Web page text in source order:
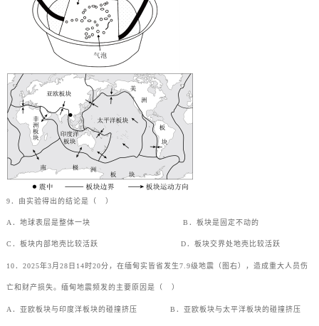
9．由实验得出的结论是（ ）
A．地球表层是整体一块 B．板块是固定不动的
C．板块内部地壳比较活跃 D．板块交界处地壳比较活跃
10．2025年3月28日14时20分，在缅甸实皆省发生7.9级地震（图右），造成重大人员伤
亡和财产损失。缅甸地震频发的主要原因是（ ）
A．亚欧板块与印度洋板块的碰撞挤压 B．亚欧板块与太平洋板块的碰撞挤压